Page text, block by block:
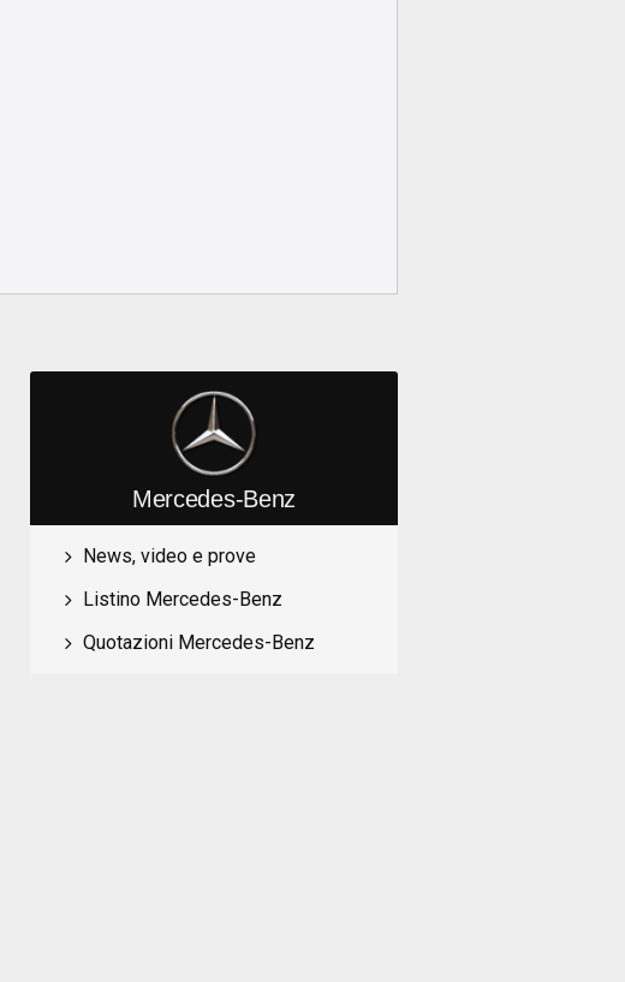
Mercedes-Benz
News, video e prove
Listino Mercedes-Benz
Quotazioni Mercedes-Benz